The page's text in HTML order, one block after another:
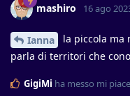
mashiro 16 ago
Ianna
la piccola ma
parla di territori che
GigiMi ha messo mi piace